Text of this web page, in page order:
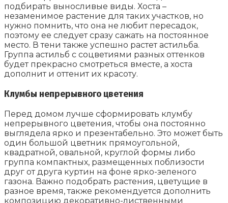
подбирать выносливые виды. Хоста –
незаменимое растение для таких участков, но
нужно помнить, что она не любит пересадок,
поэтому ее следует сразу сажать на постоянное
место. В тени также успешно растет астильба.
Группа астильб с соцветиями разных оттенков
будет прекрасно смотреться вместе, а хоста
дополнит и оттенит их красоту.
Клумбы непрерывного цветения
Перед домом лучше сформировать клумбу
непрерывного цветения, чтобы она постоянно
выглядела ярко и презентабельно. Это может быть
один большой цветник прямоугольной,
квадратной, овальной, круглой формы либо
группа компактных, размещенных поблизости
друг от друга куртин на фоне ярко-зеленого
газона. Важно подобрать растения, цветущие в
разное время, также рекомендуется дополнить
композицию декоративно-лиственными